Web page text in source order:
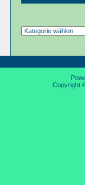
Copyright